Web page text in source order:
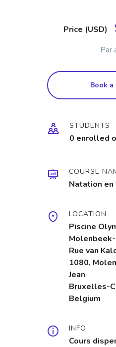
Price (USD)
Par
Book a
STUDENTS
0 enrolled
COURSE
Natation en
LOCATION
Piscine
Rue van
1080,
Jean
Bruxelles-
Belgium
INFO
Cours